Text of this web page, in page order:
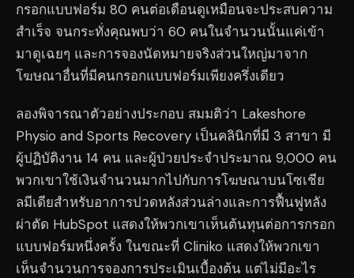
กรอกแบบฟอร์ม 80 คนต่อเดือนดูเหมือนจะประสบความ
สำเร็จ จนกระทั่งคุณพบว่า 60 คนในจำนวนนั้นแค่เข้า
มาดูเฉยๆ และการจองนัดหมายจริงส่วนใหญ่มาจาก
โฆษณาอื่นที่มีคนกรอกแบบฟอร์มเพียงครึ่งเดียว
ลองพิจารณาตัวอย่างประกอบ สมมติว่า Lakeshore
Physio and Sports Recovery เป็นคลินิกที่มี 3 สาขา มี
ผู้ปฏิบัติงาน 14 คน และผู้ป่วยประจำประมาณ 9,000 คน
พวกเขาใช้เงินจำนวนมากไปกับการโฆษณาบนโซเชีย
ลมีเดียสำหรับอาการปวดหลังส่วนล่างและการฟื้นฟูหลัง
ผ่าตัด HubSpot แสดงให้พวกเขาเห็นต้นทุนต่อการกรอก
แบบฟอร์มหนึ่งครั้ง ในขณะที่ Cliniko แสดงให้พวกเขา
เห็นจำนวนการจองการประเมินเบื้องต้น แต่ไม่มีอะไร